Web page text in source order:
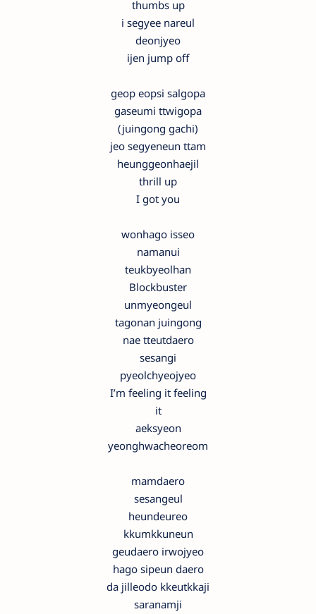
thumbs up
i segyee nareul
deonjyeo
ijen jump off
geop eopsi salgopa
gaseumi ttwigopa
(juingong gachi)
jeo segyeneun ttam
heunggeonhaejil
thrill up
I got you
wonhago isseo
namanui
teukbyeolhan
Blockbuster
unmyeongeul
tagonan juingong
nae tteutdaero
sesangi
pyeolchyeojyeo
I’m feeling it feeling
it
aeksyeon
yeonghwacheoreom
mamdaero
sesangeul
heundeureo
kkumkkuneun
geudaero irwojyeo
hago sipeun daero
da jilleodo kkeutkkaji
saranamji